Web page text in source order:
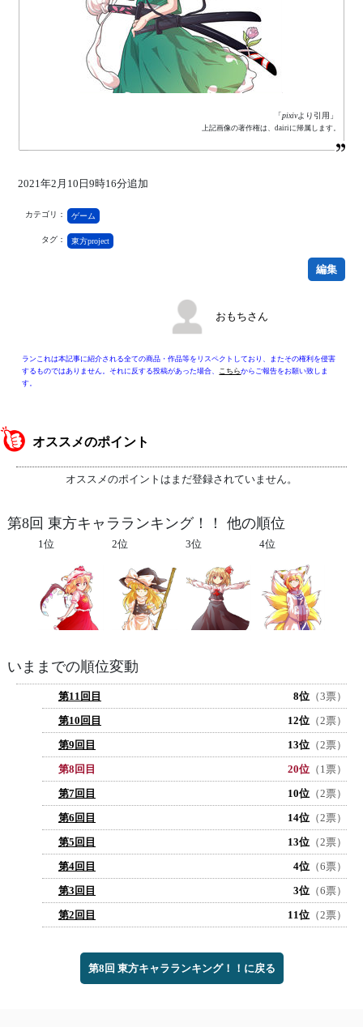
「pixivより引用」
上記画像の著作権は、dairiに帰属します。
2021年2月10日9時16分追加
カテゴリ： ゲーム
タグ： 東方project
編集
おもちさん
ランこれは本記事に紹介される全ての商品・作品等をリスペクトしており、またその権利を侵害
するものではありません。それに反する投稿があった場合、 こちらからご報告をお願い致しま
す。
オススメのポイント
オススメのポイントはまだ登録されていません。
第8回 東方キャラランキング！！ 他の順位
1位 2位 3位 4位
いままでの順位変動
第11回目 8位 （3票）
第10回目
12位 （2票）
第9回目
13位 （2票）
第8回目
20位 （1票）
第7回目
10位 （2票）
第6回目
14位 （2票）
第5回目
13位 （2票）
第4回目
4位 （6票）
第3回目
3位 （6票）
第2回目
11位 （2票）
第8回 東方キャラランキング！！に戻る